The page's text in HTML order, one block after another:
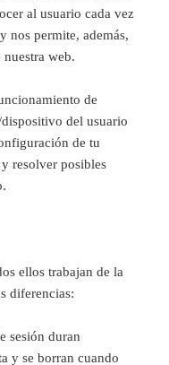
al usuario cada vez
nos permite, además,
web.
de
del usuario
de tu
resolver posibles
ellos trabajan de la
diferencias:
sesión duran
y se borran cuando